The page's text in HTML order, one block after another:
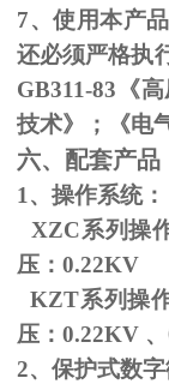
7、使用本产
还必须严格执
GB311-83 《
技术》；《电
六、配套产品
1、操作系统：
XZC系列操
压： 0.22KV
KZT系列操
压： 0.22KV 、
2、保护式数